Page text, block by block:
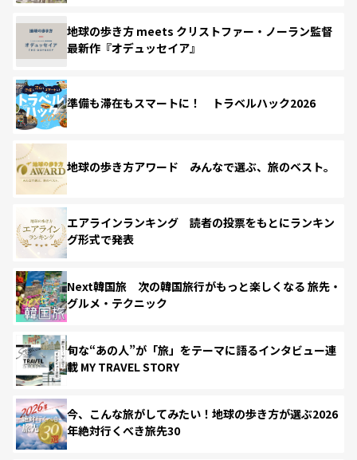
地球の歩き方 meets クリストファー・ノーラン監督
最新作『オデュッセイア』
準備も滞在もスマートに！ トラベルハック2026
地球の歩き方アワード みんなで選ぶ、旅のベスト。
エアラインランキング 読者の投票をもとにランキン
グ形式で発表
Next韓国旅 次の韓国旅行がもっと楽しくなる 旅先・
グルメ・テクニック
旬な“あの人”が「旅」をテーマに語るインタビュー連
載 MY TRAVEL STORY
今、こんな旅がしてみたい！地球の歩き方が選ぶ2026
年絶対行くべき旅先30